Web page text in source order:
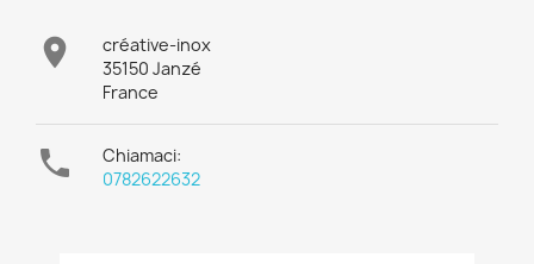

créative-inox
35150 Janzé
France

Chiamaci:
0782622632